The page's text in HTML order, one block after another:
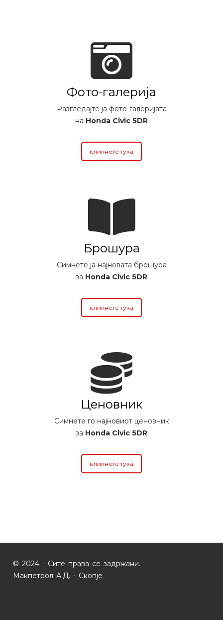
Фото-галерија
Разгледајте ја фото-галеријата
на Honda Civic 5DR
кликнете тука
Брошура
Симнете ја најновата брошура
за Honda Civic 5DR
кликнете тука
Ценовник
Симнете го најновиот ценовник
за Honda Civic 5DR
кликнете тука
© 2024 - Сите права се задржани.
Макпетрол А.Д. - Скопје